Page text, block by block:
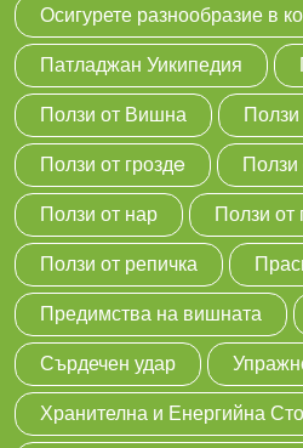
Осигурете разнообразие в
Патладжан Уикипедия
Ползи от Вишна
Ползи от гроздe
Ползи
Ползи от нар
Ползи от
Ползи от репичка
Предимства на вишната
Сърдечен удар
Хранителна и Енергийна